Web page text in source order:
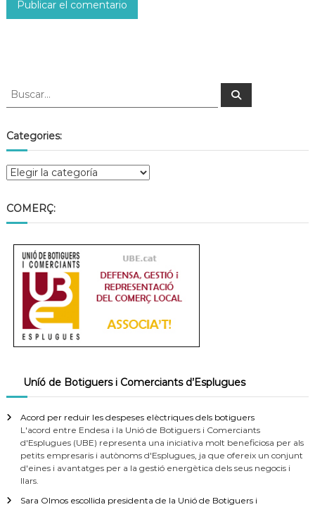
Categories:
COMERÇ:
Uníó de Botiguers i Comerciants d’Esplugues
Acord per reduir les despeses elèctriques dels botiguers
L'acord entre Endesa i la Unió de Botiguers i Comerciants
d'Esplugues (UBE) representa una iniciativa molt beneficiosa per als
petits empresaris i autònoms d'Esplugues, ja que ofereix un conjunt
d'eines i avantatges per a la gestió energètica dels seus negocis i
llars.
Sara Olmos escollida presidenta de la Unió de Botiguers i